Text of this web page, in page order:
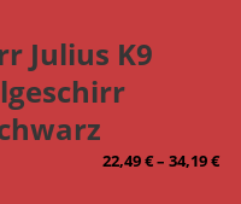
Julius K9
22,49€–34,19€